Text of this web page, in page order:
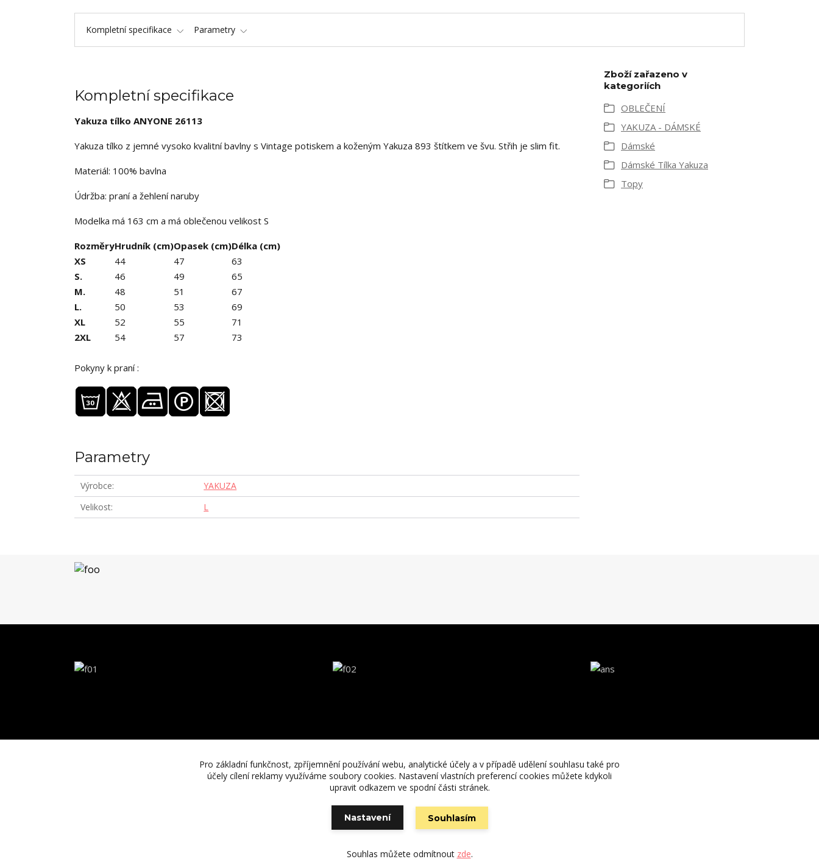
Kompletní specifikace Parametry
Kompletní specifikace
Yakuza tílko ANYONE 26113
Yakuza tílko z jemné vysoko kvalitní bavlny s Vintage potiskem a koženým Yakuza 893 štítkem ve švu. Střih je slim fit.
Materiál: 100% bavlna
Údržba: praní a žehlení naruby
Modelka má 163 cm a má oblečenou velikost S
RozměryHrudník (cm)Opasek (cm)Délka (cm)
XS
44 47
63
S.
46 49
65
M.
48 51
67
L.
50 53
69
XL
52 55
71
2XL
54 57 73
Pokyny k praní :
Parametry
Výrobce
YAKUZA
Velikost
L
Zboží zařazeno v
kategoriích
OBLEČENÍ
YAKUZA - DÁMSKÉ
Dámské
Dámské Tílka Yakuza
Topy
Vytvořeno na Eshop-rychle.cz
Pro základní funkčnost, zpříjemnění používání webu, analytické účely a v případě udělení souhlasu také pro
účely cílení reklamy využíváme soubory cookies. Nastavení vlastních preferencí cookies můžete kdykoli
upravit odkazem ve spodní části stránek.
Nastavení Souhlasím
Souhlas můžete odmítnout zde.